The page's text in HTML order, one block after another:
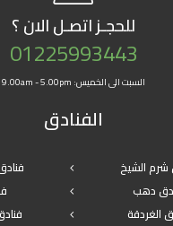
للحجـزاتصـل الان ؟
01225993443
السبت الى الخميس: 9.00am - 5.00pm
الفنادق
شرم الشيخ
دهب
الغردقة